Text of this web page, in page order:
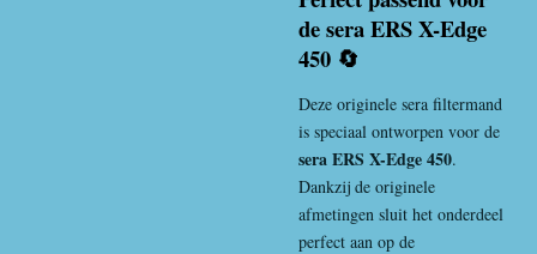
de sera ERS X-Edge
450 🔄
Deze originele sera filtermand
is speciaal ontworpen voor de
sera ERS X-Edge 450.
Dankzij de originele
afmetingen sluit het onderdeel
perfect aan op de